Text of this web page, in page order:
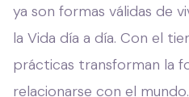
ya son formas válidas de
la Vida día a día. Con el
prácticas transforman la
relacionarse con el mundo.